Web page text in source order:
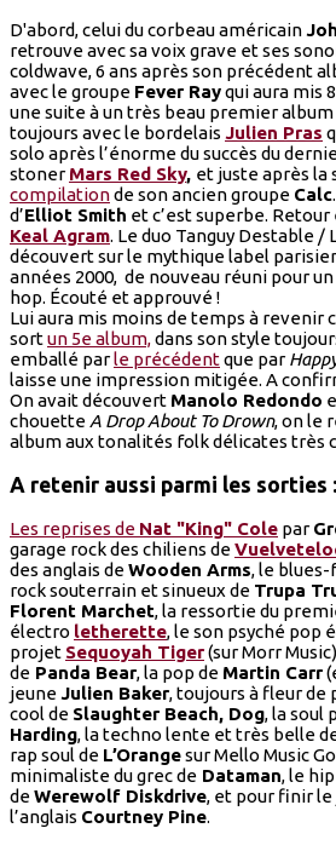
D'abord, celui du corbeau américain
retrouve avec sa voix grave et ses
coldwave, 6 ans après son précédent
avec le groupe Fever Rayqui aura mis
une suite à un très beau premier
toujours avec le bordelais Julien Pras
solo après l’énorme du succès du
stonerMars Red Sky, et juste après la
compilationde son ancien groupe Calc
d’Elliot Smith et c’est superbe.
Keal Agram. Le duo Tanguy Destable /
découvert sur le mythique label
années 2000, de nouveau réuni pour
hop. Écouté et approuvé !
Lui aura mis moins de temps à revenir
sortun 5e album,dans son style
emballé parle précédentque par
laisse une impression mitigée. A
On avait découvert Manolo Redondo
chouette A Drop About To Drown, on le
album aux tonalités folk délicates très
A retenir aussi parmi les sorties :
Les reprises de Nat "King" Cole par
garage rock des chiliens de
des anglais deWooden Arms, le
rock souterrain et sinueux de Trupa
Florent Marchet, la ressortie du
électro letherette, le son psyché pop
projet Sequoyah Tiger(sur Morr
de Panda Bear, la pop de Martin Carr
jeune Julien Baker, toujours à fleur de
cool de Slaughter Beach, Dog, la soul
Harding, la techno lente et très belle
rap soul de L’Orangesur Mello Music
minimaliste du grec de Dataman, le
deWerewolf Diskdrive, et pour finir
l’anglais Courtney Pine.